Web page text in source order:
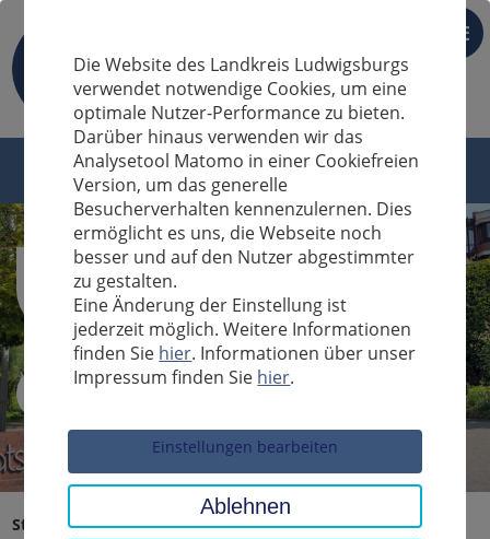
DE
Sucheingabe
Startseite Landratsamt, Landkreis
Aktuelles
Die Website des Landkreis Ludwigsburgs
verwendet notwendige Cookies, um eine
optimale Nutzer-Performance zu bieten.
Darüber hinaus verwenden wir das
Analysetool Matomo in einer Cookiefreien
Version, um das generelle
Besucherverhalten kennenzulernen. Dies
ermöglicht es uns, die Webseite noch
besser und auf den Nutzer abgestimmter
zu gestalten.
Eine Änderung der Einstellung ist
jederzeit möglich. Weitere Informationen
finden Sie hier. Informationen über unser
Impressum finden Sie hier.
Einstellungen bearbeiten
Ablehnen